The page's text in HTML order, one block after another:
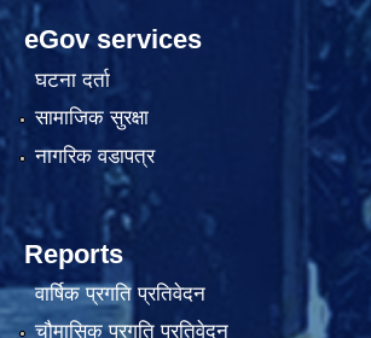
eGov services
घटना दर्ता
सामाजिक सुरक्षा
नागरिक वडापत्र
Reports
वार्षिक प्रगति प्रतिवेदन
चौमासिक प्रगति प्रतिवेदन